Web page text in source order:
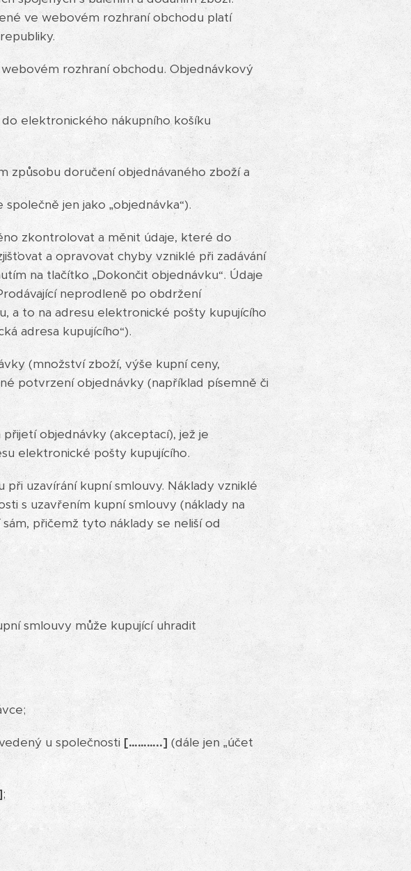
ve webovém rozhraní obchodu platí
rozhraní obchodu. Objednávkový
elektronického nákupního košíku
způsobu doručení objednávaného zboží a
jen jako „objednávka“).
zkontrolovat a měnit údaje, které do
a opravovat chyby vzniklé při zadávání
na tlačítko „Dokončit objednávku“. Údaje
neprodleně po obdržení
a to na adresu elektronické pošty kupujícího
adresa kupujícího“).
(množství zboží, výše kupní ceny,
potvrzení objednávky (například písemně či
objednávky (akceptací), jež je
elektronické pošty kupujícího.
uzavírání kupní smlouvy. Náklady vzniklé
s uzavřením kupní smlouvy (náklady na
přičemž tyto náklady se neliší od
smlouvy může kupující uhradit
u společnosti [………..](dále jen „účet
;